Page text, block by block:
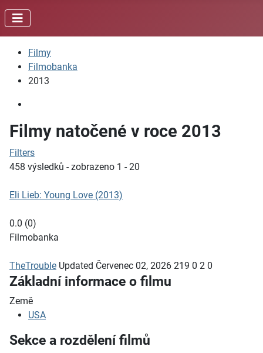
Filmy
Filmobanka
2013
Filmy natočené v roce 2013
Filters
458 výsledků - zobrazeno 1 - 20
Eli Lieb: Young Love (2013)
0.0 (0)
Filmobanka
TheTrouble Updated Červenec 02, 2026 219 0 2 0
Základní informace o filmu
Země
USA
Sekce a rozdělení filmů